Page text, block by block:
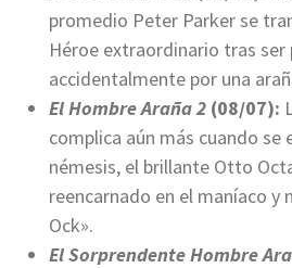
promedio Peter Parker se
Héroe extraordinario tras ser
accidentalmente por una
El Hombre Araña2 (08/07):
complica aún más cuando se
némesis, el brillante Otto
reencarnado en el maníaco
Ock».
El Sorprendente Hombre